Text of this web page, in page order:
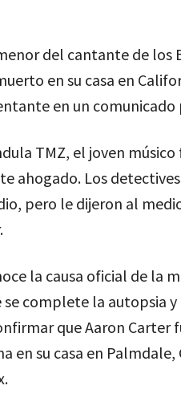
del cantante de los
en su casa en
en un comunicado
TMZ, el joven
ahogado. Los
pero le dijeron al
la causa oficial de la
se complete la autopsia
que Aaron Carter
en su casa en Palmdale,